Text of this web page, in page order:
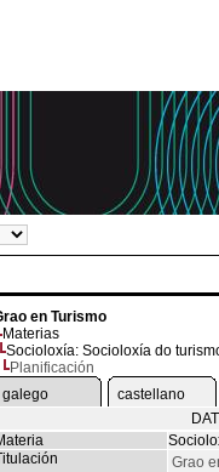
en Turismo
Materias
Socioloxía: Socioloxía do
Planificación
galego
castellano
Grao